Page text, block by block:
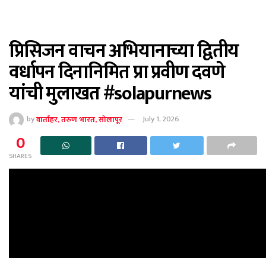
प्रिसिजन वाचन अभियानाच्या द्वितीय
वर्धापन दिनानिमित प्रा प्रवीण दवणे
यांची मुलाखत #solapurnews
byवार्ताहर, तरुण भारत, सोलापूर July 1, 2026
0
SHARES